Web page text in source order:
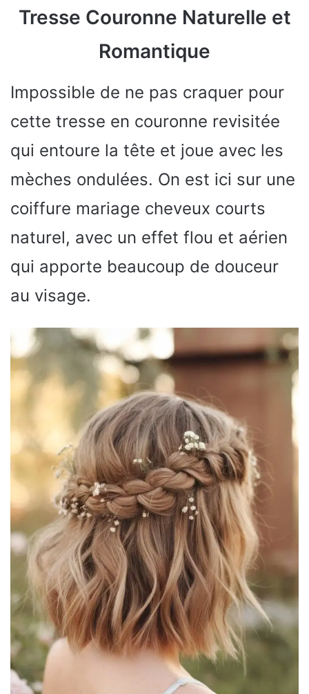
Tresse Couronne Naturelle et
Romantique
Impossible de ne pas craquer pour
cette tresse en couronne revisitée
qui entoure la tête et joue avec les
mèches ondulées. On est ici sur une
coiffure mariage cheveux courts
naturel, avec un effet flou et aérien
qui apporte beaucoup de douceur
au visage.